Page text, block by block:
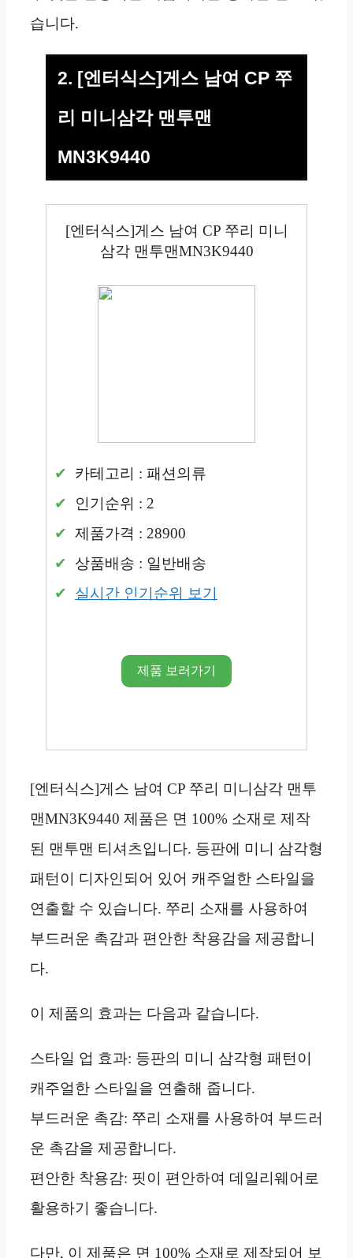
습니다.
2. [엔터식스]게스 남여 CP 쭈
리 미니삼각 맨투맨
MN3K9440
[엔터식스]게스 남여 CP 쭈리 미니
삼각 맨투맨MN3K9440
카테고리 : 패션의류
인기순위 : 2
제품가격 : 28900
상품배송 : 일반배송
실시간 인기순위 보기
제품 보러가기
[엔터식스]게스 남여 CP 쭈리 미니삼각 맨투
맨MN3K9440 제품은 면 100% 소재로 제작
된 맨투맨 티셔츠입니다. 등판에 미니 삼각형
패턴이 디자인되어 있어 캐주얼한 스타일을
연출할 수 있습니다. 쭈리 소재를 사용하여
부드러운 촉감과 편안한 착용감을 제공합니
다.
이 제품의 효과는 다음과 같습니다.
스타일 업 효과: 등판의 미니 삼각형 패턴이
캐주얼한 스타일을 연출해 줍니다.
부드러운 촉감: 쭈리 소재를 사용하여 부드러
운 촉감을 제공합니다.
편안한 착용감: 핏이 편안하여 데일리웨어로
활용하기 좋습니다.
다만, 이 제품은 면 100% 소재로 제작되어 보